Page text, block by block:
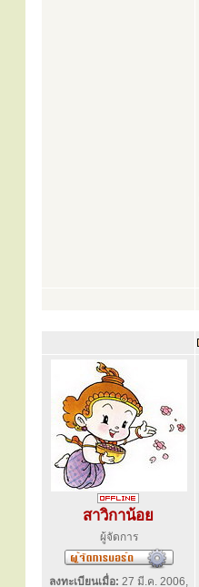
สาวิกาน้อย
ผู้จัดการ
ลงทะเบียนเมื่อ: 27 มี.ค. 2006,